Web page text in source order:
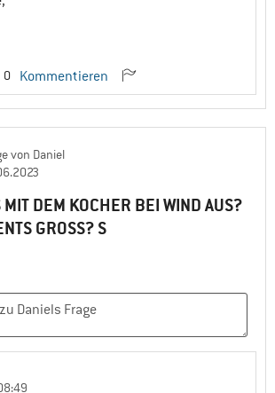
0 Kommentieren
von Daniel
MIT DEM KOCHER BEI WIND AUS?
GROSS? S